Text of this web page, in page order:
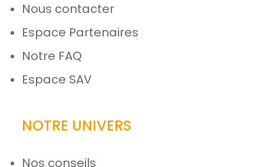
Nous contacter
Espace Partenaires
Notre FAQ
Espace SAV
NOTRE UNIVERS
Nos conseils